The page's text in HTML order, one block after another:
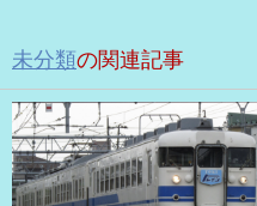
未分類の関連記事